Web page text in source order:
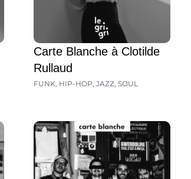
Carte Blanche à Clotilde
Rullaud
FUNK HIP-HOP JAZZ SOUL